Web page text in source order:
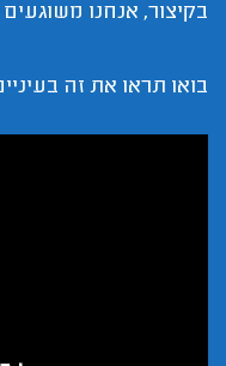
בקיצור, אנחנו
בואו תראו את זה